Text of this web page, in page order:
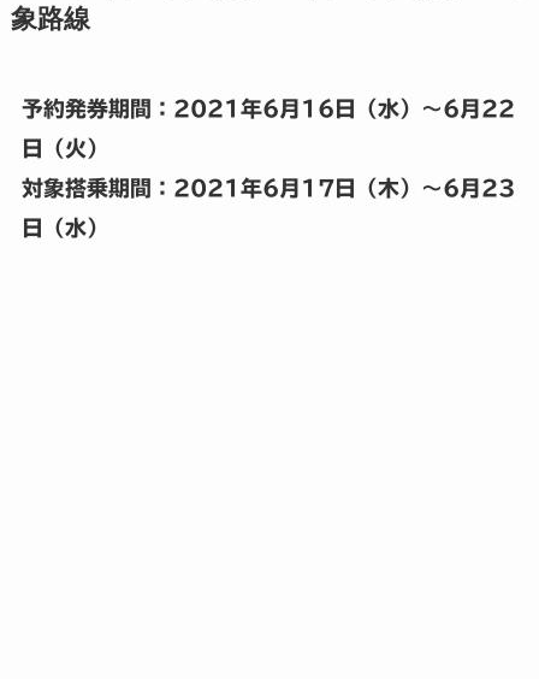
象路線
予約発券期間：2021年6月16日（水）～6月22
日（火）
対象搭乗期間：2021年6月17日（木）～6月23
日（水）